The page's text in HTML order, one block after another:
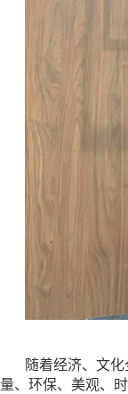
随着经济、文
量、环保、美观、